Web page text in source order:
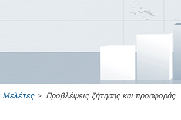
Μελέτες> Προβλέψεις ζήτησης και προσφοράς